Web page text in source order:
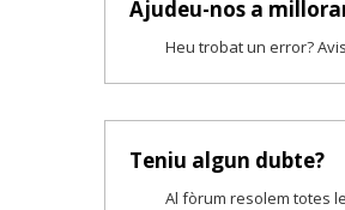
Ajudeu-nos a
Heu trobat un error?
Teniu algun dubte?
Al fòrum resolem totes